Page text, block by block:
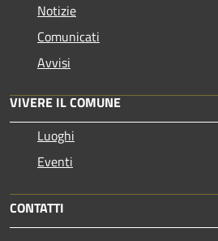
Notizie
Comunicati
Avvisi
VIVERE IL COMUNE
Luoghi
Eventi
CONTATTI